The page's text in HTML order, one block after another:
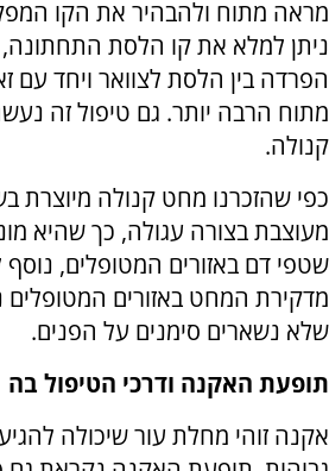
מראה מתוח ולהבהיר את הקו
ניתן למלא את קו הלסת התחתונה,
הפרדה בין הלסת לצוואר ויחד עם
מתוח הרבה יותר. גם טיפול זה
קנולה.
כפי שהזכרנו מחט קנולה מיוצרת
מעוצבת בצורה עגולה, כך שהיא
שטפי דם באזורים המטופלים, נוסף
מדקירת המחט באזורים
שלא נשארים סימנים על הפנים.
תופעת האקנה ודרכי הטיפול בה
אקנה זוהי מחלת עור שיכולה